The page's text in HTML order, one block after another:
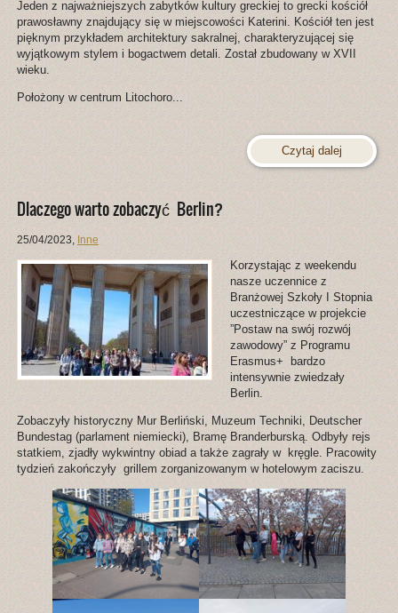
Jeden z najważniejszych zabytków kultury greckiej to grecki kościół
prawosławny znajdujący się w miejscowości Katerini. Kościół ten jest
pięknym przykładem architektury sakralnej, charakteryzującej się
wyjątkowym stylem i bogactwem detali. Został zbudowany w XVII
wieku.
Położony w centrum Litochoro...
Czytaj dalej
Dlaczego warto zobaczyć Berlin?
25/04/2023, Inne
Korzystając z weekendu
nasze uczennice z
Branżowej Szkoły I Stopnia
uczestniczące w projekcie
”Postaw na swój rozwój
zawodowy” z Programu
Erasmus+ bardzo
intensywnie zwiedzały
Berlin.
Zobaczyły historyczny Mur Berliński, Muzeum Techniki, Deutscher
Bundestag (parlament niemiecki), Bramę Branderburską. Odbyły rejs
statkiem, zjadły wykwintny obiad a także zagrały w kręgle. Pracowity
tydzień zakończyły grillem zorganizowanym w hotelowym zaciszu.